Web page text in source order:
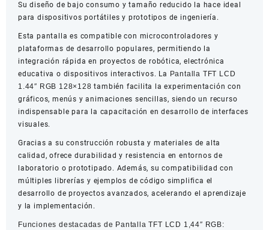
Su diseño de bajo consumo y tamaño reducido la hace ideal
para dispositivos portátiles y prototipos de ingeniería.
Esta pantalla es compatible con microcontroladores y
plataformas de desarrollo populares, permitiendo la
integración rápida en proyectos de robótica, electrónica
educativa o dispositivos interactivos. La Pantalla TFT LCD
1.44″ RGB 128×128 también facilita la experimentación con
gráficos, menús y animaciones sencillas, siendo un recurso
indispensable para la capacitación en desarrollo de interfaces
visuales.
Gracias a su construcción robusta y materiales de alta
calidad, ofrece durabilidad y resistencia en entornos de
laboratorio o prototipado. Además, su compatibilidad con
múltiples librerías y ejemplos de código simplifica el
desarrollo de proyectos avanzados, acelerando el aprendizaje
y la implementación.
Funciones destacadas de Pantalla TFT LCD 1,44″ RGB: